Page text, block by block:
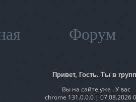
Форум
Привет, Гость. Ты в
Вы на сайте уже . У вас
chrome 131.0.0.0 | 07.08.2026